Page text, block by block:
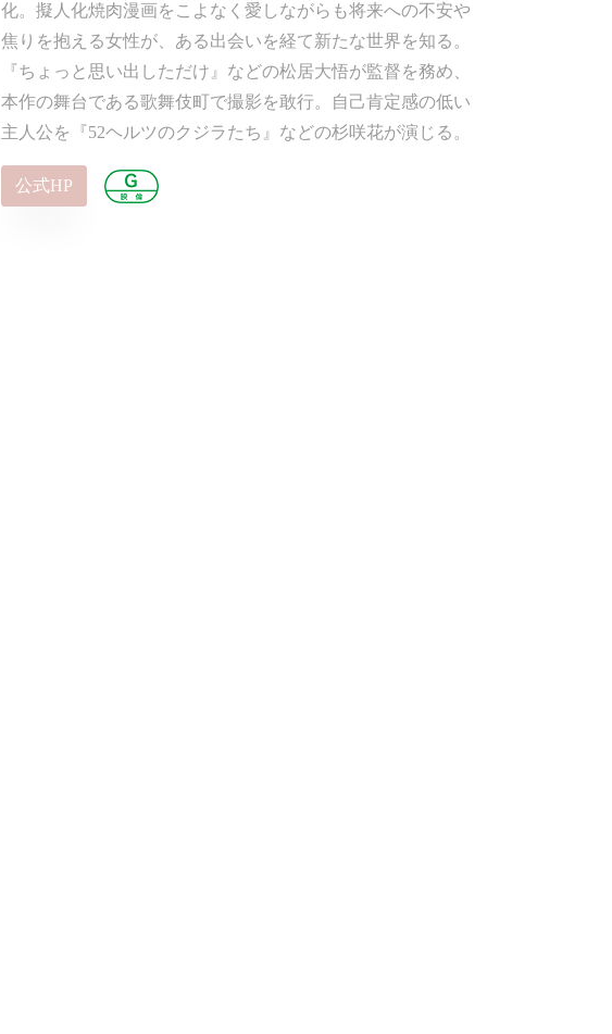
化。擬人化焼肉漫画をこよなく愛しながらも将来への不安や
焦りを抱える女性が、ある出会いを経て新たな世界を知る。
『ちょっと思い出しただけ』などの松居大悟が監督を務め、
本作の舞台である歌舞伎町で撮影を敢行。自己肯定感の低い
主人公を『52ヘルツのクジラたち』などの杉咲花が演じる。
公式HP